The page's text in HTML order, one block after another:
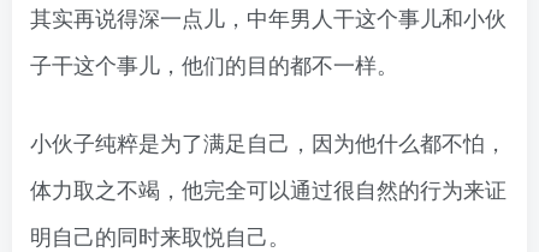
其实再说得深一点儿，中年男人干这个事儿和小伙
子干这个事儿，他们的目的都不一样。
小伙子纯粹是为了满足自己，因为他什么都不怕，
体力取之不竭，他完全可以通过很自然的行为来证
明自己的同时来取悦自己。